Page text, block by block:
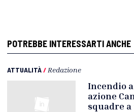
POTREBBE INTERESSARTI ANCHE
ATTUALITÀ/ Redazione
Incendio
azione
squadre